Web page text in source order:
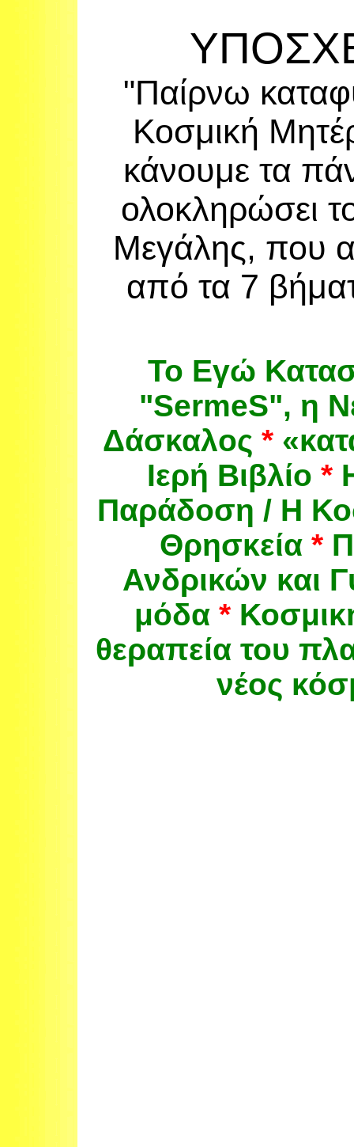
"Παίρνω
Κοσμική
κάνουμε τα
ολοκληρώσει
Μεγάλης, που
από τα 7
Το Εγώ
"SermeS", η
Δάσκαλος * «
Ιερή Βιβλίο *
Παράδοση / Η
Θρησκεία *
Ανδρικών και
μόδα *
θεραπεία του
νέος